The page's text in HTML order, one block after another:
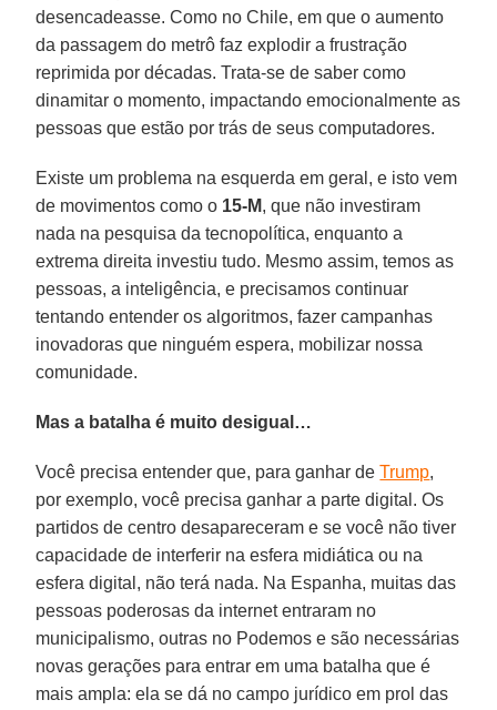
desencadeasse. Como no Chile, em que o aumento
da passagem do metrô faz explodir a frustração
reprimida por décadas. Trata-se de saber como
dinamitar o momento, impactando emocionalmente as
pessoas que estão por trás de seus computadores.
Existe um problema na esquerda em geral, e isto vem
de movimentos como o 15-M, que não investiram
nada na pesquisa da tecnopolítica, enquanto a
extrema direita investiu tudo. Mesmo assim, temos as
pessoas, a inteligência, e precisamos continuar
tentando entender os algoritmos, fazer campanhas
inovadoras que ninguém espera, mobilizar nossa
comunidade.
Mas a batalha é muito desigual…
Você precisa entender que, para ganhar deTrump,
por exemplo, você precisa ganhar a parte digital. Os
partidos de centro desapareceram e se você não tiver
capacidade de interferir na esfera midiática ou na
esfera digital, não terá nada. Na Espanha, muitas das
pessoas poderosas da internet entraram no
municipalismo, outras no Podemos e são necessárias
novas gerações para entrar em uma batalha que é
mais ampla: ela se dá no campo jurídico em prol das